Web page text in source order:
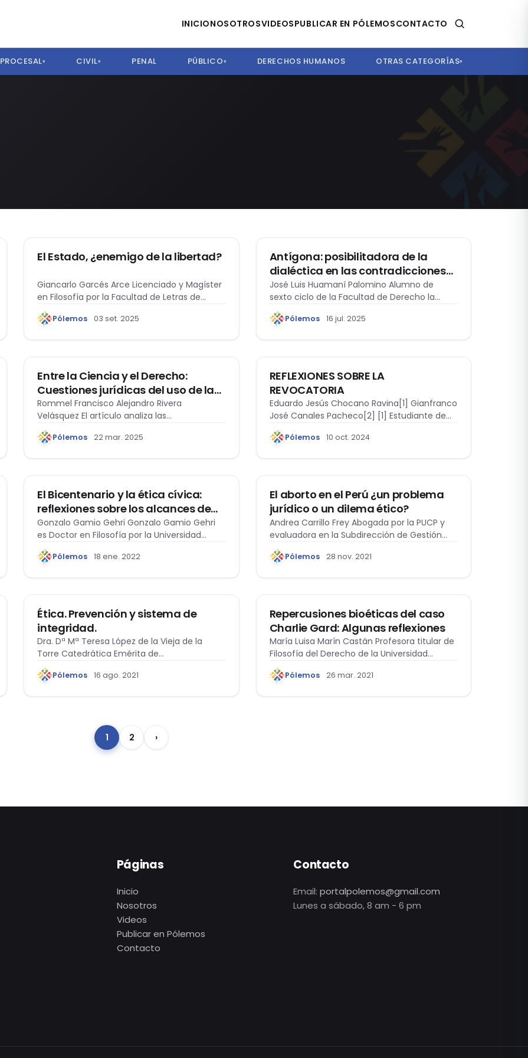
INICIONOSOTROSVIDEOSPUBLICAR EN PÓLEMOSCONTACTO
PROCESAL▾ CIVIL▾ PENAL PÚBLICO▾ DERECHOS HUMANOS OTRAS CATEGORÍAS▾
El Estado, ¿enemigo de la libertad?
Giancarlo Garcés Arce Licenciado y Magíster
en Filosofía por la Facultad de Letras de…
Pólemos 03 set. 2025
Antígona: posibilitadora de la
dialéctica en las contradicciones
sistemáticas del derecho y/o la
moral
José Luis Huamaní Palomino Alumno de
sexto ciclo de la Facultad de Derecho la…
Pólemos 16 jul. 2025
Entre la Ciencia y el Derecho:
Cuestiones jurídicas del uso de la
ingeniería genética en Jurassic
World: Dominion
Rommel Francisco Alejandro Rivera
Velásquez El artículo analiza las
implicaciones jurídicas y éticas del…
Pólemos 22 mar. 2025
REFLEXIONES SOBRE LA
REVOCATORIA
Eduardo Jesús Chocano Ravina[1] Gianfranco
José Canales Pacheco[2] [1] Estudiante de
derecho en la…
Pólemos 10 oct. 2024
El Bicentenario y la ética cívica:
reflexiones sobre los alcances de
nuestro sentido de comunidad
Gonzalo Gamio Gehri Gonzalo Gamio Gehri
es Doctor en Filosofía por la Universidad
Pontificia…
Pólemos 18 ene. 2022
El aborto en el Perú ¿un problema
jurídico o un dilema ético?
Andrea Carrillo Frey Abogada por la PUCP y
evaluadora en la Subdirección de Gestión…
Pólemos 28 nov. 2021
Ética. Prevención y sistema de
integridad.
Dra. Dª Mª Teresa López de la Vieja de la
Torre Catedrática Emérita de…
Pólemos 16 ago. 2021
Repercusiones bioéticas del caso
Charlie Gard: Algunas reflexiones
María Luisa Marín Castán Profesora titular de
Filosofía del Derecho de la Universidad
Complutense…
Pólemos 26 mar. 2021
1 2 ›
Páginas
Inicio
Nosotros
Videos
Publicar en Pólemos
Contacto
Contacto
Email:portalpolemos@gmail.com
Lunes a sábado, 8 am - 6 pm